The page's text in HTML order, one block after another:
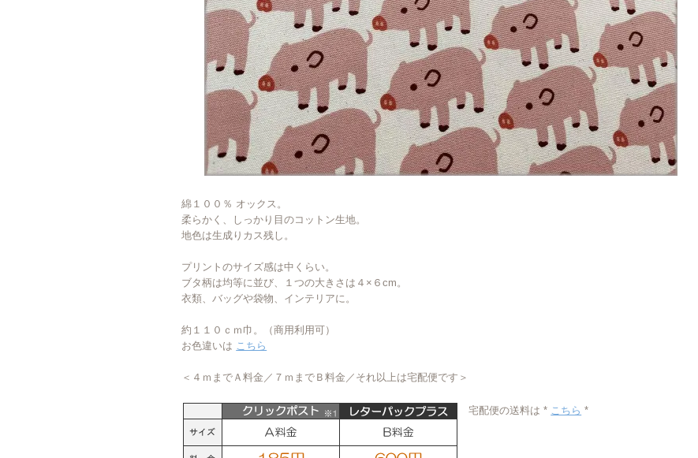
綿１００％ オックス。
柔らかく、しっかり目のコットン生地。
地色は生成りカス残し。
プリントのサイズ感は中くらい。
ブタ柄は均等に並び、１つの大きさは４×６cm。
衣類、バッグや袋物、インテリアに。
約１１０ｃｍ巾。（商用利用可）
お色違いは こちら
＜４ｍまでＡ料金／７ｍまでＢ料金／それ以上は宅配便です＞
宅配便の送料は * こちら *